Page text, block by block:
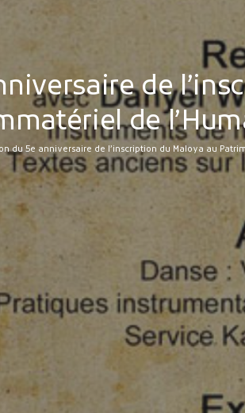
de
de
du 5e anniversaire de l’inscription du Maloya au